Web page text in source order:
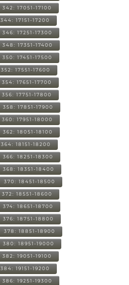
342: 17051-17100
344: 17151-17200
346: 17251-17300
348: 17351-17400
350: 17451-17500
352: 17551-17600
354: 17651-17700
356: 17751-17800
358: 17851-17900
360: 17951-18000
362: 18051-18100
364: 18151-18200
366: 18251-18300
368: 18351-18400
370: 18451-18500
372: 18551-18600
374: 18651-18700
376: 18751-18800
378: 18851-18900
380: 18951-19000
382: 19051-19100
384: 19151-19200
386: 19251-19300